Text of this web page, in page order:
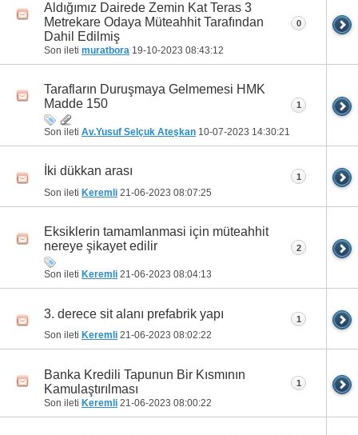
Aldığımız Dairede Zemin Kat Teras 3
Metrekare Odaya Müteahhit Tarafından
Dahil Edilmiş
Son ileti muratbora 19-10-2023 08:43:12
0
Tarafların Duruşmaya Gelmemesi HMK
Madde 150
Son ileti Av.Yusuf Selçuk Ateşkan 10-07-2023 14:30:21
1
İki dükkan arası
Son ileti Keremli 21-06-2023 08:07:25
1
Eksiklerin tamamlanmasi için müteahhit
nereye şikayet edilir
Son ileti Keremli 21-06-2023 08:04:13
2
3. derece sit alanı prefabrik yapı
Son ileti Keremli 21-06-2023 08:02:22
1
Banka Kredili Tapunun Bir Kısmının
Kamulaştırılması
Son ileti Keremli 21-06-2023 08:00:22
1